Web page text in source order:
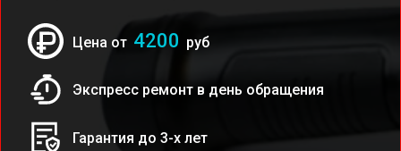
Цена от 4200 руб
Экспресс ремонт в день обращения
Гарантия до 3-х лет